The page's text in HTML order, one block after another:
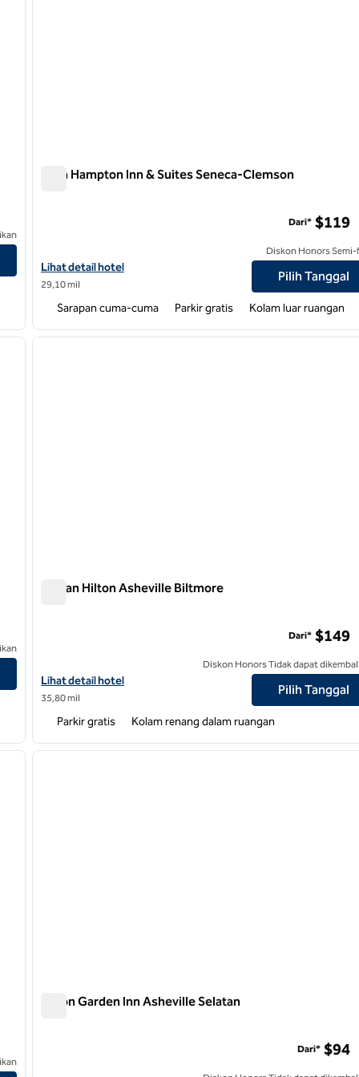
Area Hampton Inn & Suites Seneca-Clemson
Lihat detail hotel untuk Hampton Inn & Suites Seneca-Clemson
Lihat detail hotel
29,10 mil
Dari* $119
Diskon Honors Semi-
Pilih Tanggal
Sarapan cuma-cuma Parkir gratis Kolam luar ruangan
gambar berikutnya
1 dari 12
Taman Hilton Asheville Biltmore
Lihat detail hotel untuk Hilton Asheville Biltmore Park
Lihat detail hotel
35,80 mil
Dari* $149
Diskon Honors Tidak dapat
Pilih Tanggal
Parkir gratis Kolam renang dalam ruangan
gambar berikutnya
1 dari 12
Hilton Garden Inn Asheville Selatan
Dari* $94